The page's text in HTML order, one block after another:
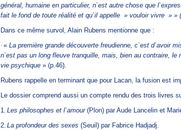
général, humaine en particulier, n`est autre chose que
fait le fond de toute réalité et qu`il appelle » vouloir vivre » »
Dans ce même survol, Alain Rubens mentionne que :
· « La première grande découverte freudienne, c`est d`avoir
n`est pas un long fleuve tranquille, mais, bien au contraire,
vie psychique » (p.46).
Rubens rappelle en terminant que pour Lacan, la fusion est
Le dossier comprend aussi un compte rendu des trois livres
1. Les philosophes et l`amour(Plon) par Aude Lancelin et
2. La profondeur des sexes (Seuil) par Fabrice Hadjadj.